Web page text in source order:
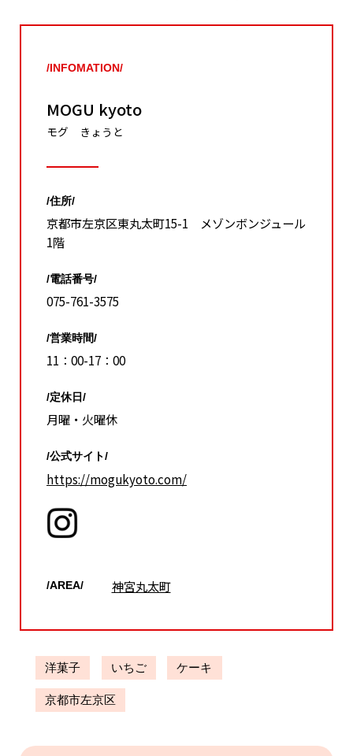
/INFOMATION/
MOGU kyoto
モグ きょうと
/住所/
京都市左京区東丸太町15-1 メゾンボンジュール
1階
/電話番号/
075-761-3575
/営業時間/
11：00-17：00
/定休日/
月曜・火曜休
/公式サイト/
https://mogukyoto.com/
/AREA/ 神宮丸太町
洋菓子 いちご ケーキ
京都市左京区